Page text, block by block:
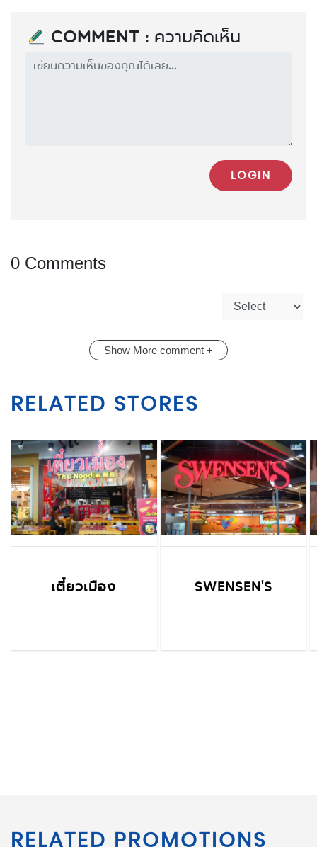
Comment : ความคิดเห็น
LOGIN
0 Comments
Show More comment +
RELATED STORES
เตี๋ยวเมือง SWENSEN'S
RELATED PROMOTIONS